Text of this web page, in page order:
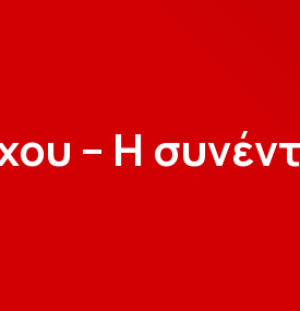
– Η